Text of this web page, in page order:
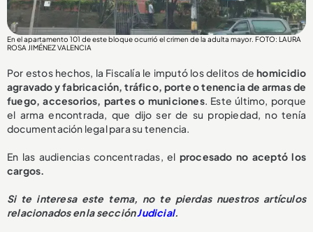
En el apartamento 101 de este bloque ocurrió el crimen de la adulta mayor. FOTO: LAURA
ROSA JIMÉNEZ VALENCIA
Por estos hechos, la Fiscalía le imputó los delitos dehomicidio
agravado y fabricación, tráfico, porte o tenencia de armas de
fuego, accesorios, partes o municiones. Este último, porque
el arma encontrada, que dijo ser de su propiedad, no tenía
documentación legal para su tenencia.
En las audiencias concentradas, el procesado no aceptó los
cargos.
Si te interesa este tema, no te pierdas nuestros artículos
relacionados en la secciónJudicial.